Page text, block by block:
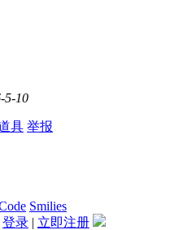
5-10
具 举报
Smilies
登录 | 立即注册